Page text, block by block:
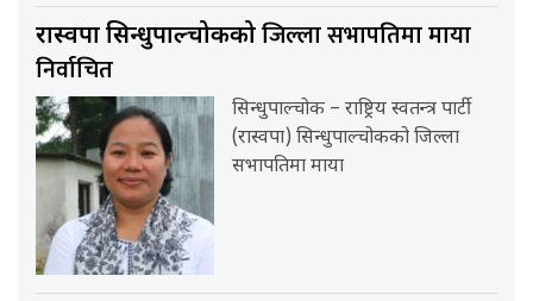
रास्वपा सिन्धुपाल्चोककोजिल्ला सभापतिमा माया
निर्वाचित
सिन्धुपाल्चोक – राष्ट्रिय स्वतन्त्र पार्टी
(रास्वपा) सिन्धुपाल्चोकको जिल्ला
सभापतिमा माया